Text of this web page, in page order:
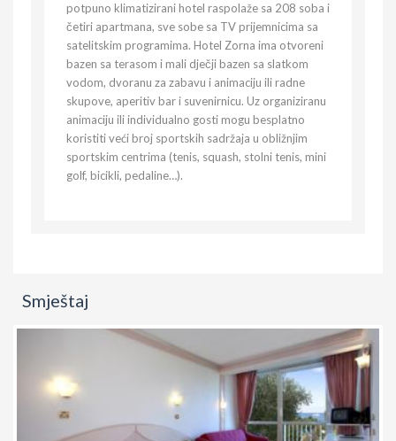
potpuno klimatizirani hotel raspolaže sa 208 soba i
četiri apartmana, sve sobe sa TV prijemnicima sa
satelitskim programima. Hotel Zorna ima otvoreni
bazen sa terasom i mali dječji bazen sa slatkom
vodom, dvoranu za zabavu i animaciju ili radne
skupove, aperitiv bar i suvenirnicu. Uz organiziranu
animaciju ili individualno gosti mogu besplatno
koristiti veći broj sportskih sadržaja u obližnjim
sportskim centrima (tenis, squash, stolni tenis, mini
golf, bicikli, pedaline…).
Smještaj